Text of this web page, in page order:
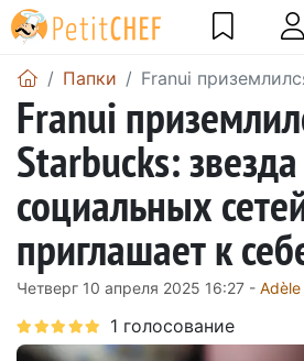
Папки Franui
Franui
Starbucks: звезда
социальных
приглашает к
Четверг 10 апреля 2025 16:27 -